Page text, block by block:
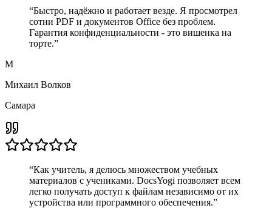
“Быстро, надёжно и работает везде. Я просмотрел
сотни PDF и документов Office без проблем.
Гарантия конфиденциальности - это вишенка на
торте.”
М
Михаил Волков
Самара
“Как учитель, я делюсь множеством учебных
материалов с учениками. DocsYogi позволяет всем
легко получать доступ к файлам независимо от их
устройства или программного обеспечения.”